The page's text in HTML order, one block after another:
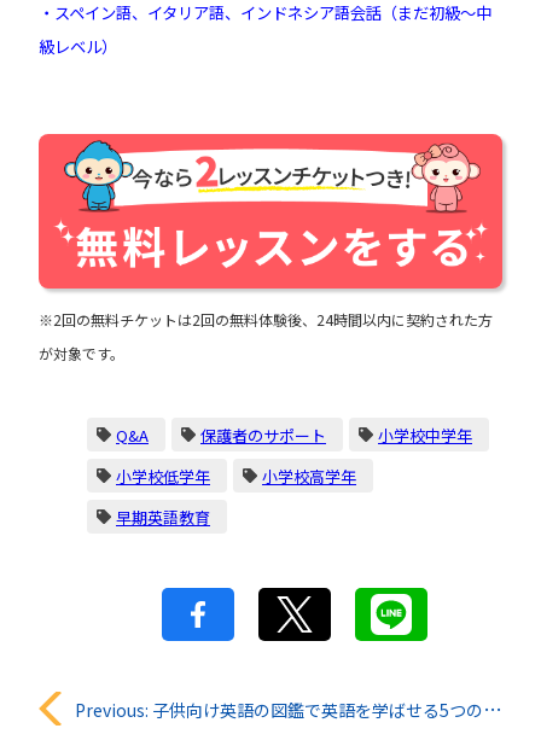
・スペイン語、イタリア語、インドネシア語会話（まだ初級～中
級レベル）
※2回の無料チケットは2回の無料体験後、24時間以内に契約された方
が対象です。
Q&A 保護者のサポート
小学校中学年
小学校低学年
小学校高学年
早期英語教育
投 Previous: 子供向け英語の図鑑で英語を学ばせる5つのメリット